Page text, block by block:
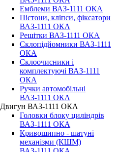
Емблеми ВАЗ-1111 ОКА
Пістони, кліпси, фіксатори
ВАЗ-1111 ОКА
Решітки ВАЗ-1111 ОКА
Склопідйомники ВАЗ-1111
ОКА
Склоочисники і
комплектуючі ВАЗ-1111
ОКА
Ручки автомобільні
ВАЗ-1111 ОКА
Двигун ВАЗ-1111 ОКА
Головки блоку циліндрів
ВАЗ-1111 ОКА
Кривошипно - шатуні
механізми (КШМ)